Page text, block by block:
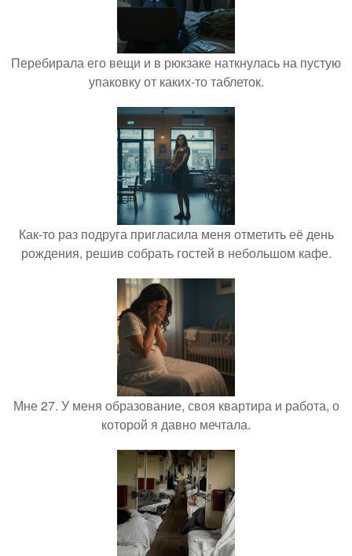
Перебирала его вещи и в рюкзаке наткнулась на пустую
упаковку от каких-то таблеток.
Как-то раз подруга пригласила меня отметить её день
рождения, решив собрать гостей в небольшом кафе.
Мне 27. У меня образование, своя квартира и работа, о
которой я давно мечтала.